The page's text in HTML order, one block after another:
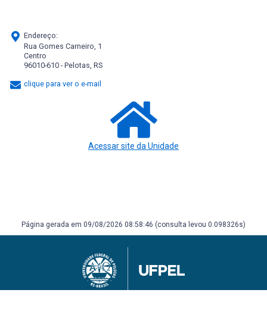
Endereço:
Rua Gomes Carneiro, 1
Centro
96010-610 - Pelotas, RS
clique para ver o e-mail
Acessar site da Unidade
Página gerada em 09/08/2026 08:58:46 (consulta levou 0.098326s)